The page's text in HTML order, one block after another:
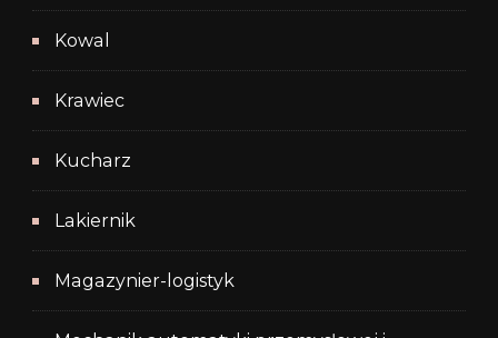
Kowal
Krawiec
Kucharz
Lakiernik
Magazynier-logistyk